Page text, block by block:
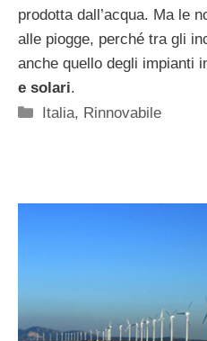
prodotta dall’acqua. Ma le
alle piogge, perché tra gli
anche quello degli impianti
e solari.
Categorie
Italia, Rinnovabile